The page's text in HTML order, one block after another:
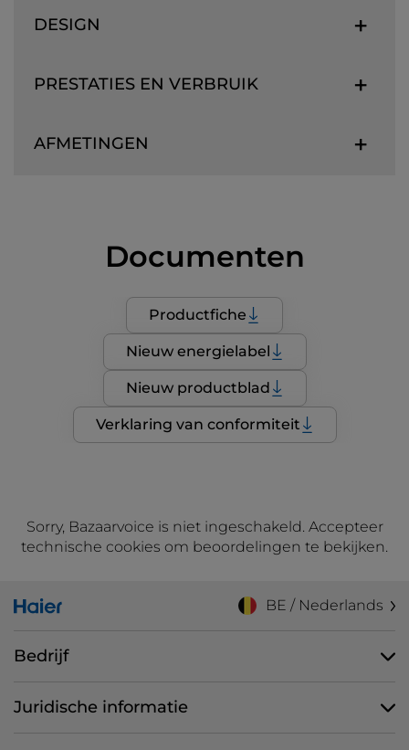
DESIGN
PRESTATIES EN VERBRUIK
AFMETINGEN
Documenten
Productfiche
Nieuw energielabel
Nieuw productblad
Verklaring van conformiteit
Sorry, Bazaarvoice is niet ingeschakeld. Accepteer
technische cookies om beoordelingen te bekijken.
BE / Nederlands
Bedrijf
Juridische informatie